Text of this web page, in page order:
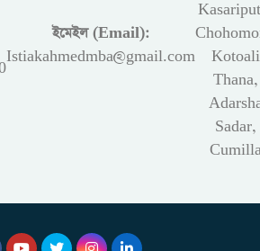
ইমেইল (Email):
Istiakahmedmba@gmail.com
Kotoali
Thana,
Sadar,